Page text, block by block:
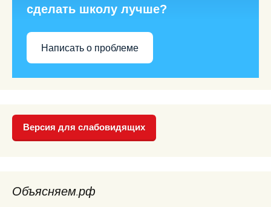
сделать школу лучше?
Написать о проблеме
Версия для слабовидящих
Объясняем.рф